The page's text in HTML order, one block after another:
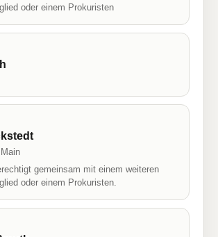
oder einem Prokuristen
gemeinsam mit einem weiteren
oder einem Prokuristen.